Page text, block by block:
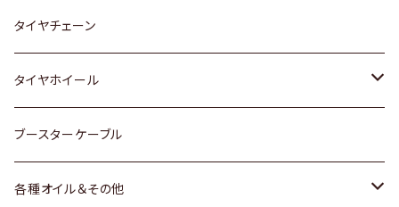
三菱
スバル
レクサス
マツダ
三菱
スバル
いすゞ
ダイハツ
マツダ
三菱
日産
ダイハツ
スバル
スズキ
日産
ダイハツ
マツダ
スズキ
日産
ダイハツ
マツダ
トヨタ
マツダ
タイヤチェーン
タイヤホイール
トヨタ
ホンダ
ブースターケーブル
各種オイル＆その他